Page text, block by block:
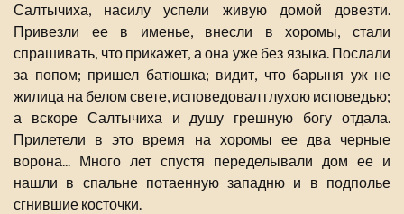
Салтычиха, насилу успели живую домой довезти.
Привезли ее в именье, внесли в хоромы, стали
спрашивать, что прикажет, а она уже без языка. Послали
за попом; пришел батюшка; видит, что барыня уж не
жилица на белом свете, исповедовал глухою исповедью;
а вскоре Салтычиха и душу грешную богу отдала.
Прилетели в это время на хоромы ее два черные
ворона... Много лет спустя переделывали дом ее и
нашли в спальне потаенную западню и в подполье
сгнившие косточки.